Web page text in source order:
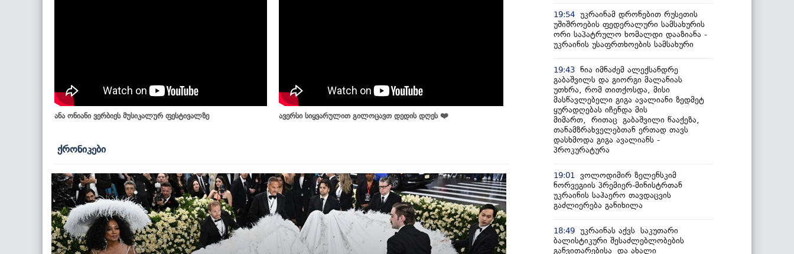
ანა ონიანი ვერბიეს მუსიკალურ ფესტივალზე ავერსი სიყვარულით გილოცავთ დედის დღეს ❤️
ქრონიკები
19:54 უკრაინამ დრონებით რუსეთის
უშიშროების ფედერალური სამსახურის
ორი საპატრულო ხომალდი დააზიანა -
უკრაინის უსაფრთხოების სამსახური
19:43 ნია იმნაძემ ალექსანდრე
გაბაშვილს და გიორგი მალანიას
უთხრა, რომ თითქოსდა, მისი
მასწავლებელი გიგა ავალიანი ზედმეტ
ყურადღებას იჩენდა მის
მიმართ, რითაც გაბაშვილი წააქეზა,
თანამზრახველებთან ერთად თავს
დასხმოდა გიგა ავალიანს -
პროკურატურა
19:01
ვოლოდიმირ ზელენსკიმ
ნორვეგიის პრემიერ-მინისტრთან
უკრაინის საჰაერო თავდაცვის
გაძლიერება განიხილა
18:49 უკრაინას აქვს საკუთარი
ბალისტიკური შესაძლებლობების
განვითარებისა და ახალი